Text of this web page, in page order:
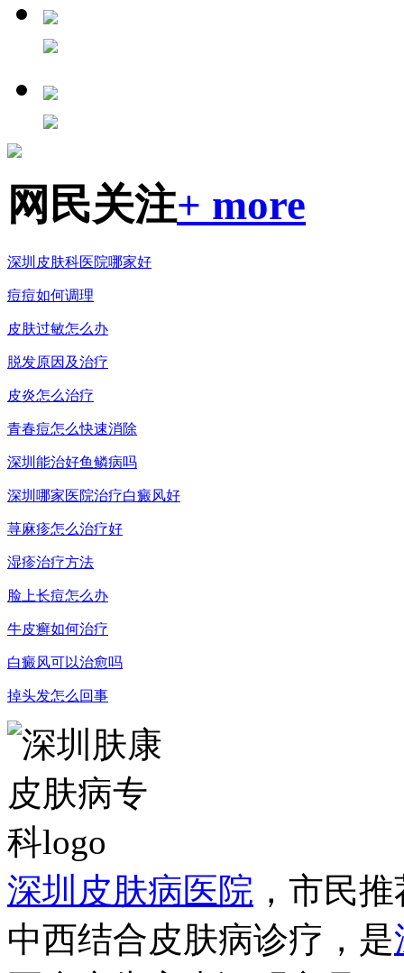
网民关注+ more
深圳皮肤科医院哪家好
痘痘如何调理
皮肤过敏怎么办
脱发原因及治疗
皮炎怎么治疗
青春痘怎么快速消除
深圳能治好鱼鳞病吗
深圳哪家医院治疗白癜风好
荨麻疹怎么治疗好
湿疹治疗方法
脸上长痘怎么办
牛皮癣如何治疗
白癜风可以治愈吗
掉头发怎么回事
深圳皮肤病医院 ，市民
中西结合皮肤病诊疗，是